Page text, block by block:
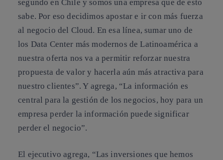
segundo en Chile y somos una empresa que de esto
sabe. Por eso decidimos apostar e ir con más fuerza
al negocio del Cloud. En esa línea, sumar uno de
los Data Center más modernos de Latinoamérica a
nuestra oferta nos va a permitir reforzar nuestra
propuesta de valor y hacerla aún más atractiva para
nuestro clientes”. Y agrega, “La información es
central para la gestión de los negocios, hoy para un
empresa perder la información puede significar
perder el negocio”.
El ejecutivo agrega, “Las inversiones que hemos